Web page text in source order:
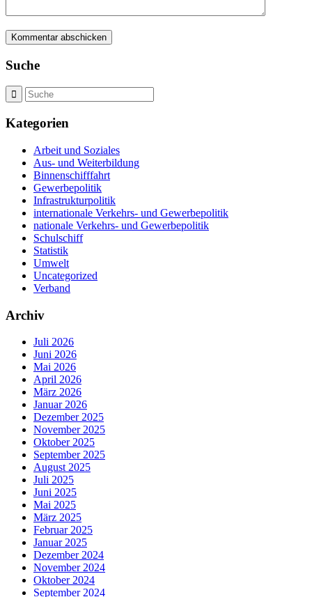
Suche
Kategorien
Arbeit und Soziales
Aus- und Weiterbildung
Binnenschifffahrt
Gewerbepolitik
Infrastrukturpolitik
internationale Verkehrs- und Gewerbepolitik
nationale Verkehrs- und Gewerbepolitik
Schulschiff
Statistik
Umwelt
Uncategorized
Verband
Archiv
Juli 2026
Juni 2026
Mai 2026
April 2026
März 2026
Januar 2026
Dezember 2025
November 2025
Oktober 2025
September 2025
August 2025
Juli 2025
Juni 2025
Mai 2025
März 2025
Februar 2025
Januar 2025
Dezember 2024
November 2024
Oktober 2024
September 2024